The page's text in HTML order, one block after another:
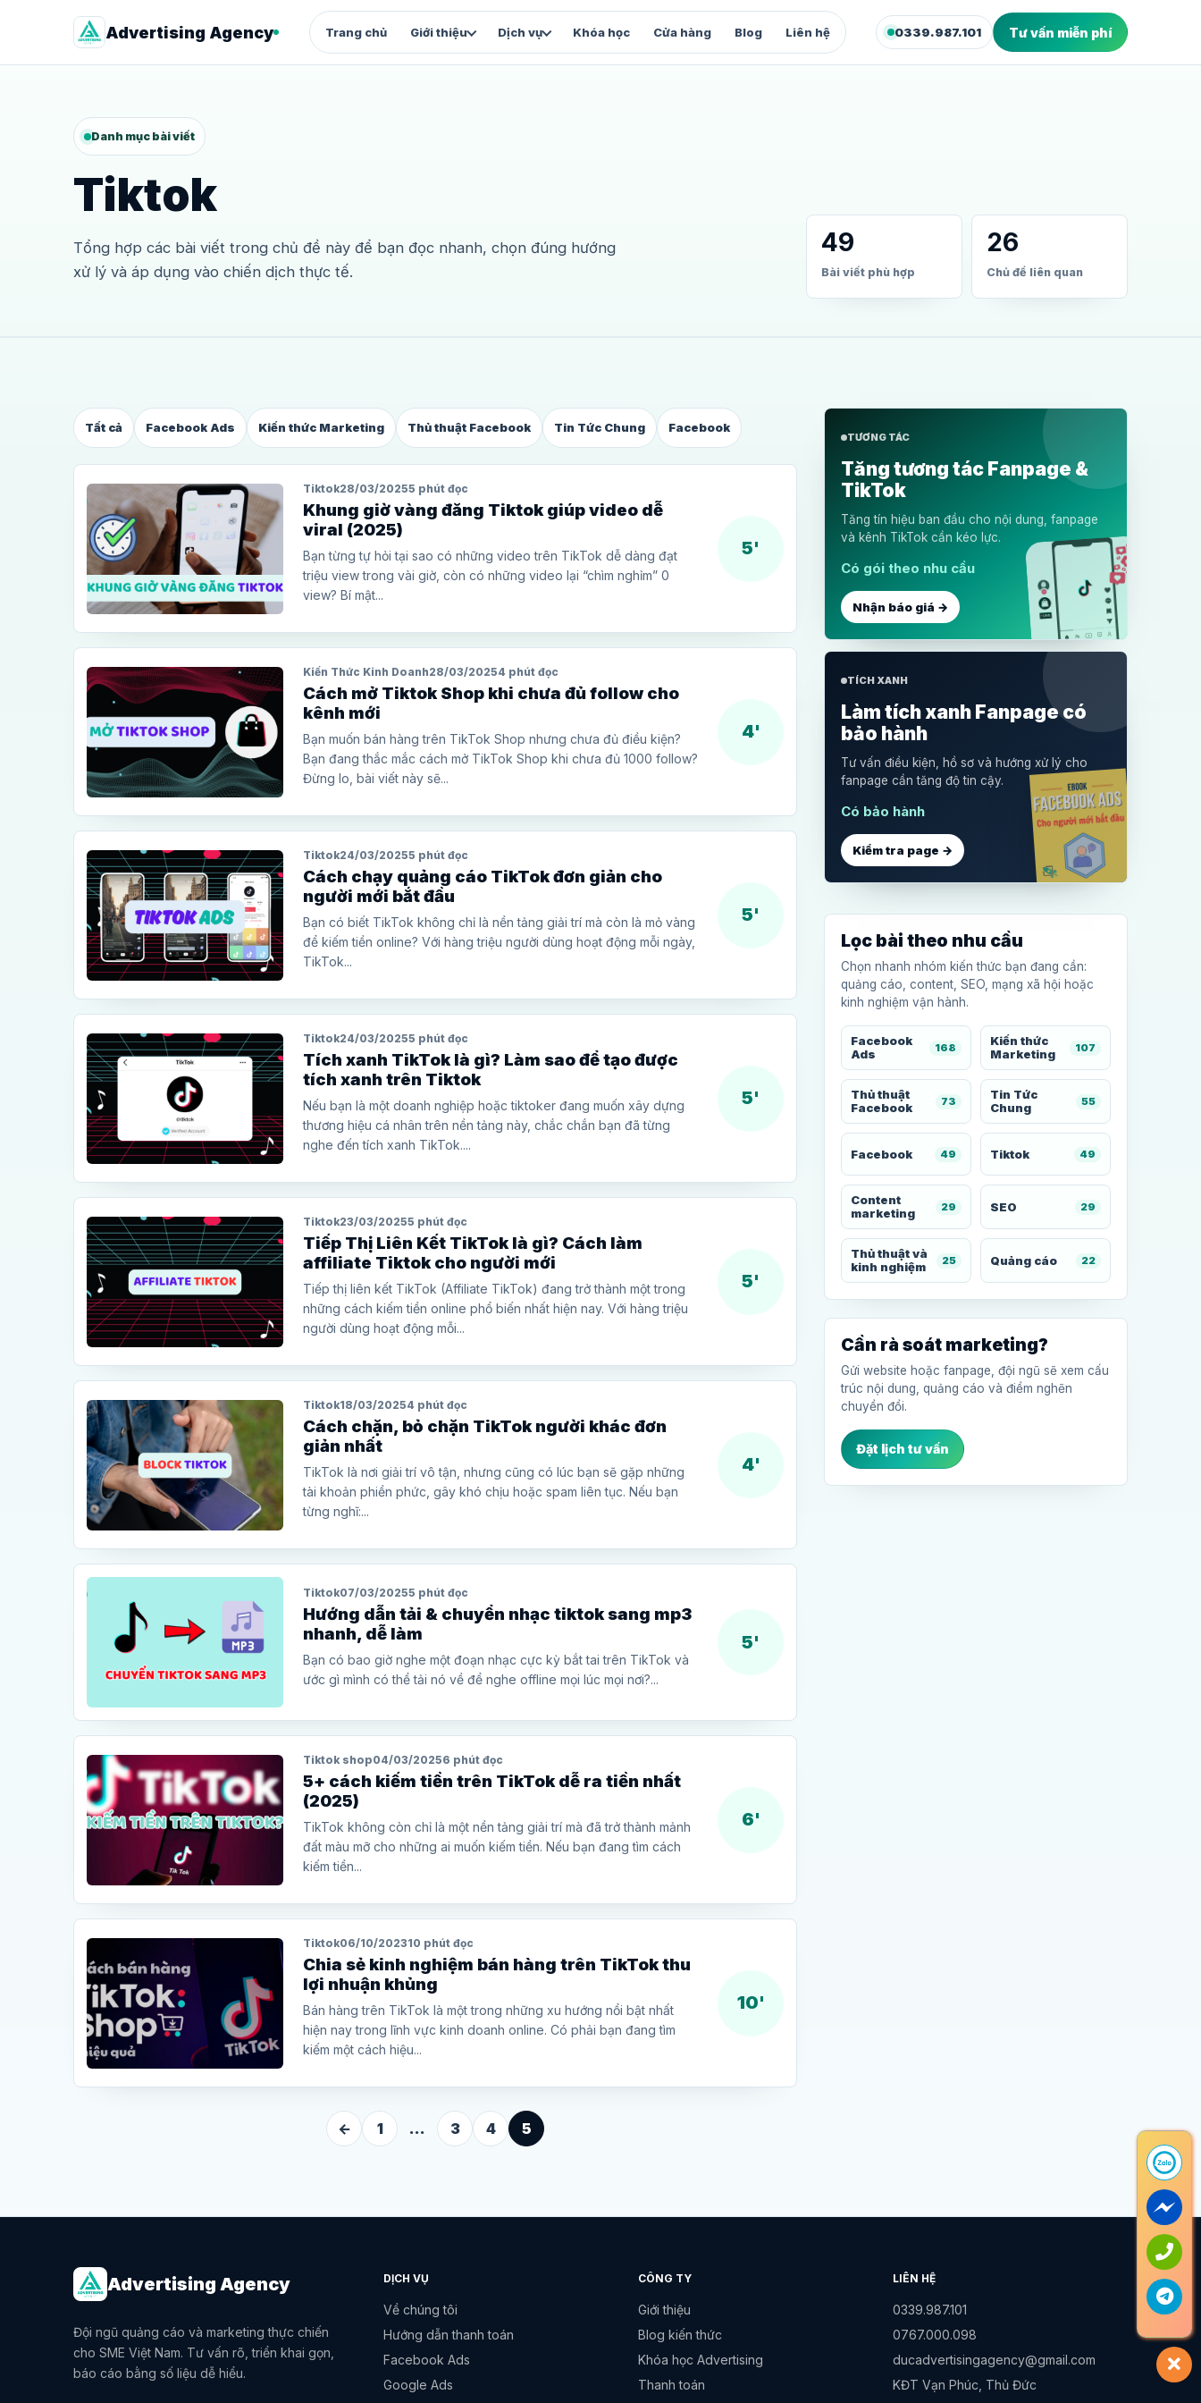
Advertising Agency Trang chủ Giới thiệu Dịch vụ
Google Ads
Search intent, từ khóa và landing
Thuê tài khoản quảng cáo
Website và landing page chuyển đổi
Khóa học Cửa hàng Blog Liên hệ 0339.987.101 Tư vấn miễn phí
Danh mục bài viết
Tiktok
Tổng hợp các bài viết trong chủ đề này để bạn đọc nhanh, chọn đúng hướng
xử lý và áp dụng vào chiến dịch thực tế.
49
Bài viết phù hợp
26
Chủ đề liên quan
Tất cả Facebook Ads Kiến thức Marketing Thủ thuật Facebook Tin Tức Chung Facebook
Tiktok28/03/20255 phút đọc
Khung giờ vàng đăng Tiktok giúp video dễ
viral (2025)
Bạn từng tự hỏi tại sao có những video trên TikTok dễ dàng đạt
triệu view trong vài giờ, còn có những video lại “chìm nghỉm” 0
view? Bí mật...
5'
Kiến Thức Kinh Doanh28/03/20254 phút đọc
Cách mở Tiktok Shop khi chưa đủ follow cho
kênh mới
Bạn muốn bán hàng trên TikTok Shop nhưng chưa đủ điều kiện?
Bạn đang thắc mắc cách mở TikTok Shop khi chưa đủ 1000 follow?
Đừng lo, bài viết này sẽ...
4'
Tiktok24/03/20255 phút đọc
Cách chạy quảng cáo TikTok đơn giản cho
người mới bắt đầu
Bạn có biết TikTok không chỉ là nền tảng giải trí mà còn là mỏ vàng
để kiếm tiền online? Với hàng triệu người dùng hoạt động mỗi ngày,
TikTok...
5'
Tiktok24/03/20255 phút đọc
Tích xanh TikTok là gì? Làm sao để tạo được
tích xanh trên Tiktok
Nếu bạn là một doanh nghiệp hoặc tiktoker đang muốn xây dựng
thương hiệu cá nhân trên nền tảng này, chắc chắn bạn đã từng
nghe đến tích xanh TikTok....
5'
Tiktok23/03/20255 phút đọc
Tiếp Thị Liên Kết TikTok là gì? Cách làm
affiliate Tiktok cho người mới
Tiếp thị liên kết TikTok (Affiliate TikTok) đang trở thành một trong
những cách kiếm tiền online phổ biến nhất hiện nay. Với hàng triệu
người dùng hoạt động mỗi...
5'
Tiktok18/03/20254 phút đọc
Cách chặn, bỏ chặn TikTok người khác đơn
giản nhất
TikTok là nơi giải trí vô tận, nhưng cũng có lúc bạn sẽ gặp những
tài khoản phiền phức, gây khó chịu hoặc spam liên tục. Nếu bạn
từng nghĩ:...
4'
Tiktok07/03/20255 phút đọc
Hướng dẫn tải & chuyển nhạc tiktok sang mp3
nhanh, dễ làm
Bạn có bao giờ nghe một đoạn nhạc cực kỳ bắt tai trên TikTok và
ước gì mình có thể tải nó về để nghe offline mọi lúc mọi nơi?...
5'
Tiktok shop04/03/20256 phút đọc
5+ cách kiếm tiền trên TikTok dễ ra tiền nhất
(2025)
TikTok không còn chỉ là một nền tảng giải trí mà đã trở thành mảnh
đất màu mỡ cho những ai muốn kiếm tiền. Nếu bạn đang tìm cách
kiếm tiền...
6'
Tiktok06/10/202310 phút đọc
Chia sẻ kinh nghiệm bán hàng trên TikTok thu
lợi nhuận khủng
Bán hàng trên TikTok là một trong những xu hướng nổi bật nhất
hiện nay trong lĩnh vực kinh doanh online. Có phải bạn đang tìm
kiếm một cách hiệu...
10'
← 1 … 3 4 5
TƯƠNG TÁC
Tăng tương tác Fanpage &
TikTok
Tăng tín hiệu ban đầu cho nội dung, fanpage
và kênh TikTok cần kéo lực.
Có gói theo nhu cầu
Nhận báo giá →
TÍCH XANH
Làm tích xanh Fanpage có
bảo hành
Tư vấn điều kiện, hồ sơ và hướng xử lý cho
fanpage cần tăng độ tin cậy.
Có bảo hành
Kiểm tra page →
Lọc bài theo nhu cầu
Chọn nhanh nhóm kiến thức bạn đang cần:
quảng cáo, content, SEO, mạng xã hội hoặc
kinh nghiệm vận hành.
Facebook
Ads
168
Kiến thức
Marketing
107
Thủ thuật
Facebook
73
Tin Tức
Chung
55
Facebook 49 Tiktok 49
Content
marketing
29 SEO 29
Thủ thuật và
kinh nghiệm
25 Quảng cáo 22
Cần rà soát marketing?
Gửi website hoặc fanpage, đội ngũ sẽ xem cấu
trúc nội dung, quảng cáo và điểm nghẽn
chuyển đổi.
Đặt lịch tư vấn
Advertising Agency
Đội ngũ quảng cáo và marketing thực chiến
cho SME Việt Nam. Tư vấn rõ, triển khai gọn,
báo cáo bằng số liệu dễ hiểu.
DỊCH VỤ
Về chúng tôi
Hướng dẫn thanh toán
Facebook Ads
Google Ads
CÔNG TY
Giới thiệu
Blog kiến thức
Khóa học Advertising
Thanh toán
LIÊN HỆ
0339.987.101
0767.000.098
ducadvertisingagency@gmail.com
KĐT Vạn Phúc, Thủ Đức